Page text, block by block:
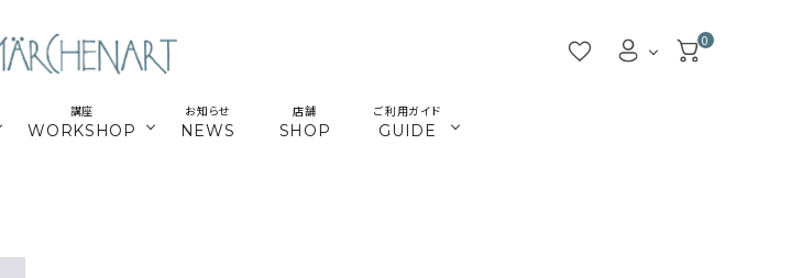
0
kit
講座
WORKSHOP
お知らせ
NEWS
店舗
SHOP
ご利用ガイド
GUIDE